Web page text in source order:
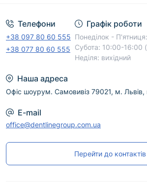
Телефони
+38 097 80 60 555
+38 077 80 60 555
Графік роботи
Понеділок -
Субота: 10:00-16:00
Неділя: вихідний
Наша адреса
Офіс шоурум. Самовивіз 79021, м. Львів,
E-mail
office@dentlinegroup.com.ua
Перейти до контактів